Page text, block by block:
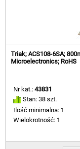
Triak; ACS108-6SA;
Microelectronics; RoHS
Nr kat.:43831
Stan: 38 szt.
Ilość minimalna: 1
Wielokrotność: 1